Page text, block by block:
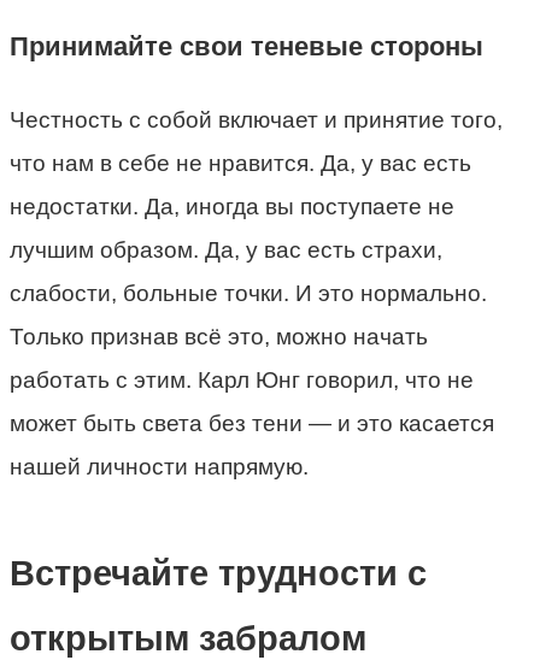
Принимайте свои теневые стороны
Честность с собой включает и принятие того,
что нам в себе не нравится. Да, у вас есть
недостатки. Да, иногда вы поступаете не
лучшим образом. Да, у вас есть страхи,
слабости, больные точки. И это нормально.
Только признав всё это, можно начать
работать с этим. Карл Юнг говорил, что не
может быть света без тени — и это касается
нашей личности напрямую.
Встречайте трудности с
открытым забралом